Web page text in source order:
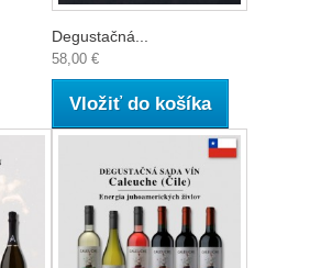
Degustačná...
58,00 €
Vložiť do košíka